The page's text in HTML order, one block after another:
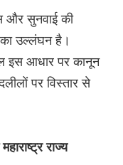
और सुनवाई की
का उल्लंघन है।
इस आधार पर कानून
पर विस्तार से
राज्य